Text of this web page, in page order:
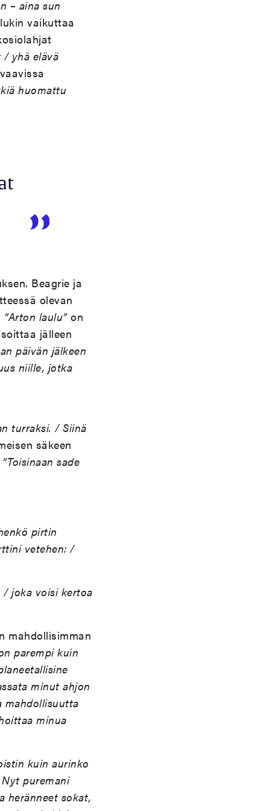
– aina sun
vaikuttaa
/ yhä elävä
ä huomattu
Beagrie ja
olevan
”Arton laulu”on
jälleen
päivän jälkeen
niille, jotka
turraksi. / Siinä
säkeen
”Toisinaan sade
ö pirtin
vetehen: /
/ joka voisi kertoa
mahdollisimman
parempi kuin
minut ahjon
mahdollisuutta
minua
kuin aurinko
puremani
heränneet sokat,